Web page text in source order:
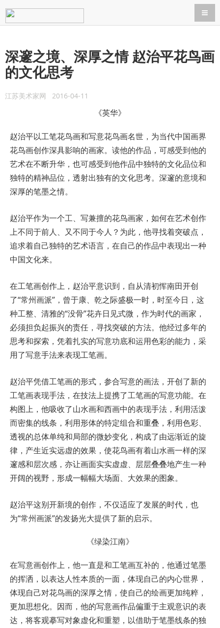
导航
深邃之境、深厚之情 赵治平花鸟画
的文化思考
江苏美术家网 2016-04-11
《英华》
赵治平以工笔花鸟画和写意花鸟画名世，为当代中国画界
花鸟画创作深具影响的画家。读他的作品，可感受到他的
艺术在不断升华，也可感受到他作品中独特的文化品位和
独特的精神品位，透射出独有的文化思考。深邃的意境和
深厚的笔墨之情。
赵治平作为一个工、写兼擅的花鸟画家，如何在艺术创作
上不同于前人、又不同于今人？为此，他寻找着突破点，
追求着自己独特的艺术语言，在自己的作品中表现出一种
中国文化来。
在工笔画创作上，赵治平意识到，自从清初恽南田开创
了“常州画派”，曾于康、乾之际盛极一时，时至今日，这
种工整、清雅的“没骨”花卉日见式微，作为时代的画家，
必须担负起振兴的责任，寻找突破的方法。他经过多年的
思考和探索，凭着扎实的写意功底和运用色彩的能力，采
用了写意手法来表现工笔画。
赵治平凭借工笔画的形式，参合写意的画法，开创了新的
工笔画表现手法，在技法上提携了工笔画的写意功能。在
构图上，他吸收了山水画和西画中的表现手法，利用活泼
而密集的线条，利用形体的特定组合和重叠，利用色彩、
透视的总体单纯和局部的微妙变化，构成了由远渐近的旋
律，产生近实远虚的效果，使花鸟画有着山水画一样的深
邃感和层次感，亦让画面实实虚虚、层层叠叠地产生一种
开阔的视野，形成一幅幅大场面、大效果的图象。
赵治平这别开新境的创作，不仅适应了发展的时代，也
为“常州画派”的发扬光大提供了新的启示。
《绿染江南》
在写意画创作上，他一直是和工笔画互补的，他通过笔墨
的挥洒，以表达人性本质的一面，体现自己的内心世界，
体现自己对花鸟画的深厚之情，使自己的绘画更加纯粹，
更加思想化。因而，他的写意画作品偏重于主观意识的表
达，将客观摹写对象虚化和重塑，以借助于笔墨线条的独